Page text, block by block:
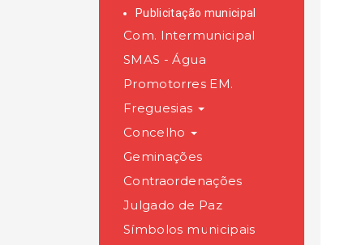
Publicitação municipal
Com. Intermunicipal
SMAS - Água
Promotorres EM.
Freguesias
Concelho
Geminações
Contraordenações
Julgado de Paz
Símbolos municipais